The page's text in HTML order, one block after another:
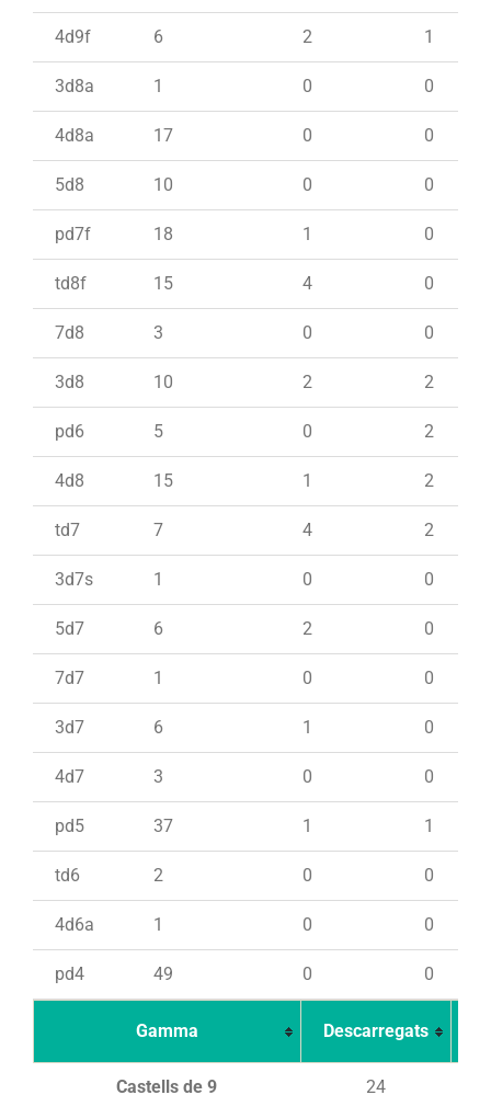
4d9f 6 2 1
3d8a 1 0 0
4d8a 17 0 0
5d8 10 0 0
pd7f 18 1 0
td8f 15 4 0
7d8 3 0 0
3d8 10 2 2
pd6 5 0 2
4d8 15 1 2
td7 7 4 2
3d7s 1 0 0
5d7 6 2 0
7d7 1 0 0
3d7 6 1 0
4d7 3 0 0
pd5 37 1 1
td6 2 0 0
4d6a 1 0 0
pd4 49 0 0
Gamma Descarregats
Castells de 9 24